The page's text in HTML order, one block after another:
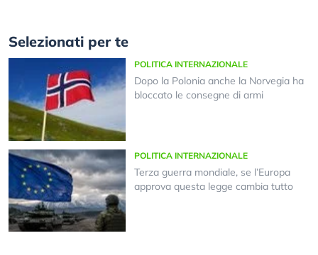
Selezionati per te
POLITICA INTERNAZIONALE
Dopo la Polonia anche la Norvegia ha
bloccato le consegne di armi
POLITICA INTERNAZIONALE
Terza guerra mondiale, se l’Europa
approva questa legge cambia tutto